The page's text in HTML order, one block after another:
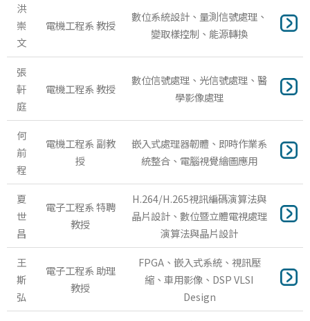
洪
崇
文
電機工程系 教授
數位系統設計、量測信號處理、
變取樣控制、能源轉換
張
軒
庭
電機工程系 教授
數位信號處理、光信號處理、醫
學影像處理
何
前
程
電機工程系 副教
授
嵌入式處理器韌體、即時作業系
統整合、電腦視覺繪圖應用
夏
世
昌
電子工程系 特聘
教授
H.264/H.265視訊編碼演算法與
晶片設計、數位暨立體電視處理
演算法與晶片設計
王
斯
弘
電子工程系 助理
教授
FPGA、嵌入式系統、視訊壓
縮、車用影像、DSP VLSI
Design